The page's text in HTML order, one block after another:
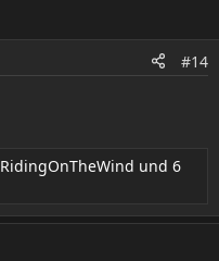
#14
RidingOnTheWind und 6